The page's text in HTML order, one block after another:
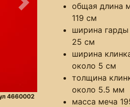
Следующее
4660002
общая длина
119 см
ширина гарды
25 см
ширина
около 5 см
толщина
около 5.5 мм
масса меча